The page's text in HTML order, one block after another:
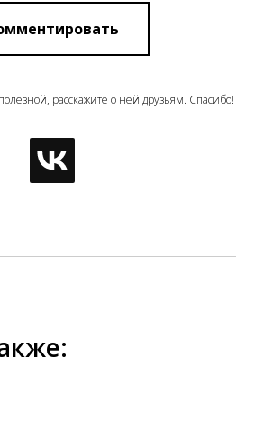
расскажите о ней друзьям. Спасибо!